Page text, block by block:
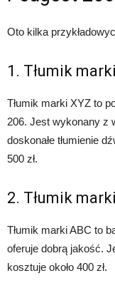
Oto kilka
1. Tłumik
Tłumik marki XYZ to
206. Jest wykonany z
doskonałe tłumienie
500 zł.
2. Tłumik
Tłumik marki ABC to
oferuje dobrą jakość.
kosztuje około 400 zł.